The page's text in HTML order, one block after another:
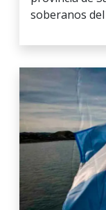
soberanos